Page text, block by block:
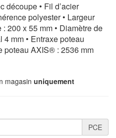
découpe • Fil d’acier
polyester • Largeur
200 x 55 mm • Diamètre de
mm • Entraxe poteau
poteau AXIS® : 2536 mm
magasin uniquement
PCE